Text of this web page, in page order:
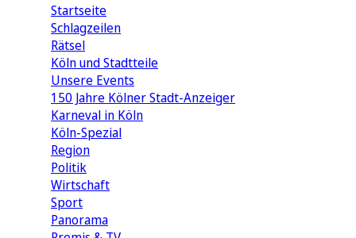
Startseite
Schlagzeilen
Rätsel
Köln und Stadtteile
Unsere Events
150 Jahre Kölner Stadt-Anzeiger
Karneval in Köln
Köln-Spezial
Region
Politik
Wirtschaft
Sport
Panorama